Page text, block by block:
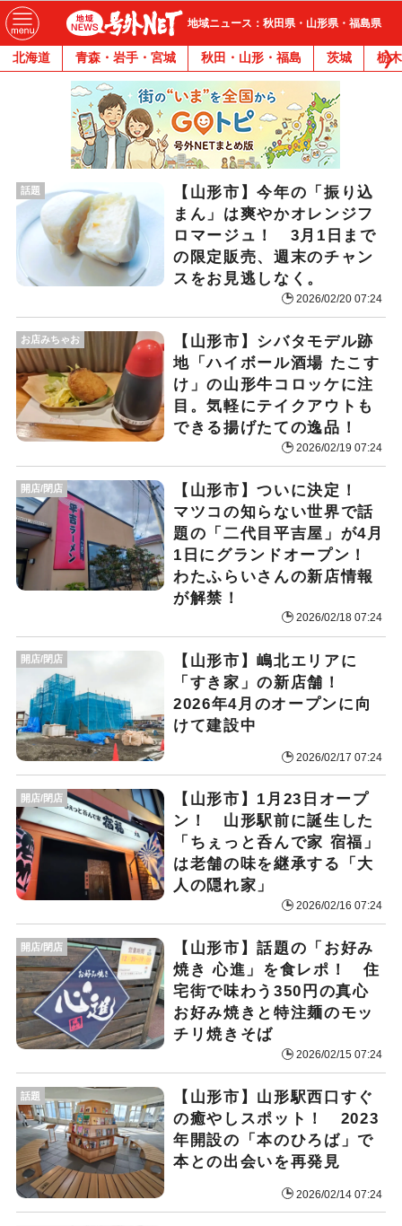
地域ニュース：秋田県・山形県・福島県
北海道 青森・岩手・宮城 秋田・山形・福島 茨城 栃木
話題
【山形市】今年の「振り込
まん」は爽やかオレンジフ
ロマージュ！ 3月1日まで
の限定販売、週末のチャン
スをお見逃しなく。
2026/02/20 07:24
お店みちゃお
【山形市】シバタモデル跡
地「ハイボール酒場 たこす
け」の山形牛コロッケに注
目。気軽にテイクアウトも
できる揚げたての逸品！
2026/02/19 07:24
開店/閉店
【山形市】ついに決定！
マツコの知らない世界で話
題の「二代目平吉屋」が4月
1日にグランドオープン！
わたふらいさんの新店情報
が解禁！
2026/02/18 07:24
開店/閉店
【山形市】嶋北エリアに
「すき家」の新店舗！
2026年4月のオープンに向
けて建設中
2026/02/17 07:24
開店/閉店
【山形市】1月23日オープ
ン！ 山形駅前に誕生した
「ちぇっと呑んで家 宿福」
は老舗の味を継承する「大
人の隠れ家」
2026/02/16 07:24
開店/閉店
【山形市】話題の「お好み
焼き 心進」を食レポ！ 住
宅街で味わう350円の真心
お好み焼きと特注麺のモッ
チリ焼きそば
2026/02/15 07:24
話題
【山形市】山形駅西口すぐ
の癒やしスポット！ 2023
年開設の「本のひろば」で
本との出会いを再発見
2026/02/14 07:24